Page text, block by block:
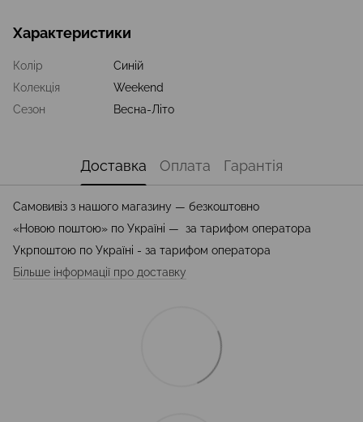
Характеристики
Колір
Синій
Колекція
Weekend
Сезон
Весна-Літо
Доставка Оплата Гарантія
Самовивіз з нашого магазину — безкоштовно
«Новою поштою» по Україні — за тарифом оператора
Укрпоштою по Україні - за тарифом оператора
Більше інформації про доставку